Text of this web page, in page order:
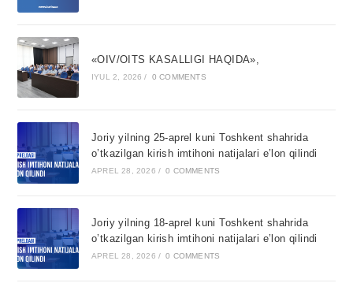
«OIV/OITS KASALLIGI HAQIDA»,
IYUL 2, 2026 / 0 COMMENTS
Joriy yilning 25-aprel kuni Toshkent shahrida
o’tkazilgan kirish imtihoni natijalari e’lon qilindi
APREL 28, 2026 / 0 COMMENTS
Joriy yilning 18-aprel kuni Toshkent shahrida
o’tkazilgan kirish imtihoni natijalari e’lon qilindi
APREL 28, 2026 / 0 COMMENTS